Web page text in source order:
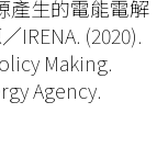
產生的電能電解
IRENA. (2020).
Making.
Agency.